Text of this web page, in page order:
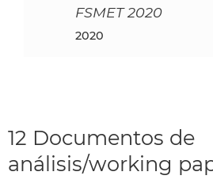
FSMET 2020
2020
12 Documentos de
análisis/working